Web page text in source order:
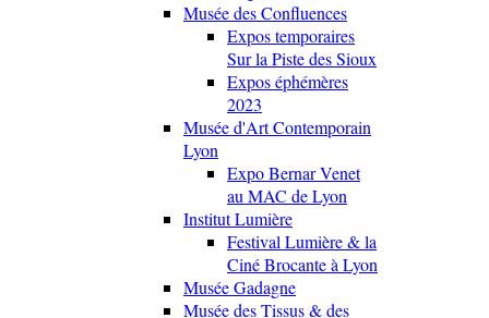
Musée des Confluences
Expos temporaires
Sur la Piste des Sioux
Expos éphémères
2023
Musée d'Art Contemporain
Lyon
Expo Bernar Venet
au MAC de Lyon
Institut Lumière
Festival Lumière & la
Ciné Brocante à Lyon
Musée Gadagne
Musée des Tissus & des